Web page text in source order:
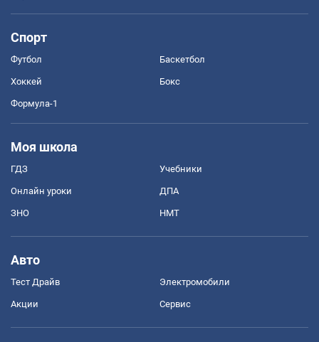
Спорт
Футбол Баскетбол
Хоккей Бокс
Формула-1
Моя школа
ГДЗ Учебники
Онлайн уроки ДПА
ЗНО НМТ
Авто
Тест Драйв Электромобили
Акции Сервис